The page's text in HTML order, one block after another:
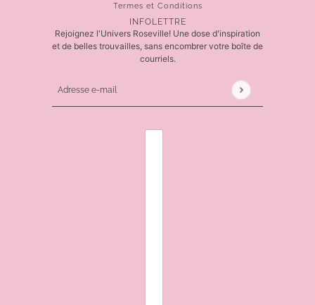
Termes et Conditions
INFOLETTRE
Rejoignez l'Univers Roseville! Une dose d'inspiration
et de belles trouvailles, sans encombrer votre boîte de
courriels.
Adresse e-mail
Ce site est protégé par hCaptcha, et la